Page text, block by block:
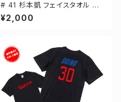
# 41 杉本凱 フェイスタオル 選
手還元 2デザイン FT0144
¥2,000